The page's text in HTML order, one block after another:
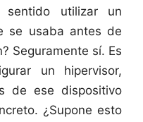
sentido utilizar un
se usaba antes de
Seguramente sí. Es
un hipervisor,
de ese dispositivo
¿Supone esto